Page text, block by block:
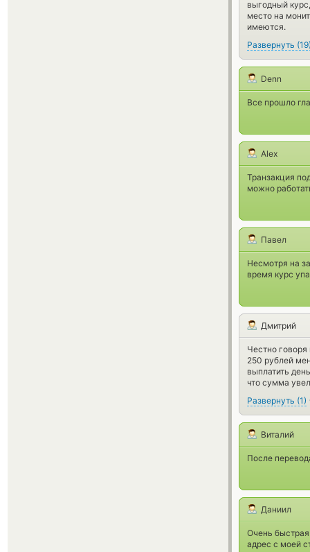
выгодный
место на
имеются.
Развернуть (19
Denn
Все прошло
Alex
Транзакция
можно
Павел
Несмотря на
время курс
Дмитрий
Честно
250 рублей
выплатить
что сумма
Развернуть (1)
Виталий
После
Даниил
Очень
адрес с моей